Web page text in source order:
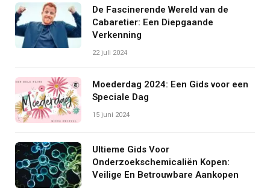
De Fascinerende Wereld van de
Cabaretier: Een Diepgaande
Verkenning
22 juli 2024
Moederdag 2024: Een Gids voor een
Speciale Dag
15 juni 2024
Ultieme Gids Voor
Onderzoekschemicaliën Kopen:
Veilige En Betrouwbare Aankopen